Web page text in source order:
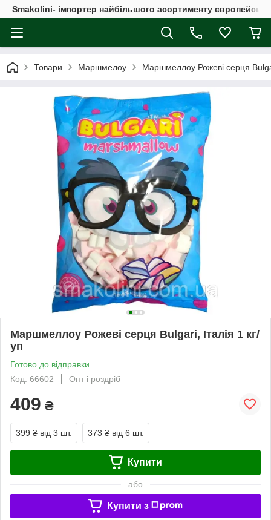
Smakolini- імпортер найбільшого асортименту
Товари Маршмелоу Маршмеллоу Рожеві серця
Маршмеллоу Рожеві серця Bulgari, Італія 1 кг/
уп
Готово до відправки
Код: 66602
Опт і роздріб
409 ₴
399 ₴ від 3 шт. 373 ₴ від 6 шт.
Купити
або
Купити з